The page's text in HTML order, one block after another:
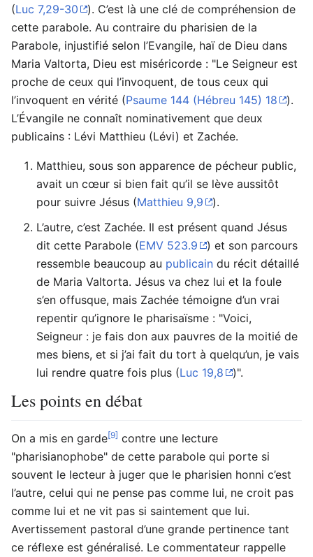
(Luc 7,29-30
). C’est là une clé de compréhension de
cette parabole. Au contraire du pharisien de la
Parabole, injustifié selon l’Evangile, haï de Dieu dans
Maria Valtorta, Dieu est miséricorde : "Le Seigneur est
proche de ceux qui l’invoquent, de tous ceux qui
l’invoquent en vérité (Psaume 144 (Hébreu 145) 18
).
L’Évangile ne connaît nominativement que deux
publicains : Lévi Matthieu (Lévi) et Zachée.
Matthieu, sous son apparence de pécheur public,
avait un cœur si bien fait qu’il se lève aussitôt
pour suivre Jésus (Matthieu 9,9
).
L’autre, c’est Zachée. Il est présent quand Jésus
dit cette Parabole (EMV 523.9
) et son parcours
ressemble beaucoup au publicain du récit détaillé
de Maria Valtorta. Jésus va chez lui et la foule
s’en offusque, mais Zachée témoigne d’un vrai
repentir qu’ignore le pharisaïsme : "Voici,
Seigneur : je fais don aux pauvres de la moitié de
mes biens, et si j’ai fait du tort à quelqu’un, je vais
lui rendre quatre fois plus (Luc 19,8 )".
Les points en débat
On a mis en garde[9] contre une lecture
"pharisianophobe" de cette parabole qui porte si
souvent le lecteur à juger que le pharisien honni c’est
l’autre, celui qui ne pense pas comme lui, ne croit pas
comme lui et ne vit pas si saintement que lui.
Avertissement pastoral d’une grande pertinence tant
ce réflexe est généralisé. Le commentateur rappelle